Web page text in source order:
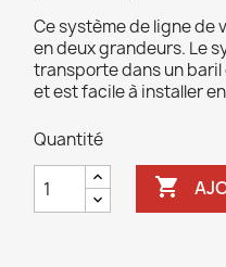
Ce système de ligne de
en deux grandeurs. Le
transporte dans un
et est facile à installer
Quantité
